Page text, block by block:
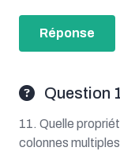
Réponse
Question
11. Quelle
colonnes